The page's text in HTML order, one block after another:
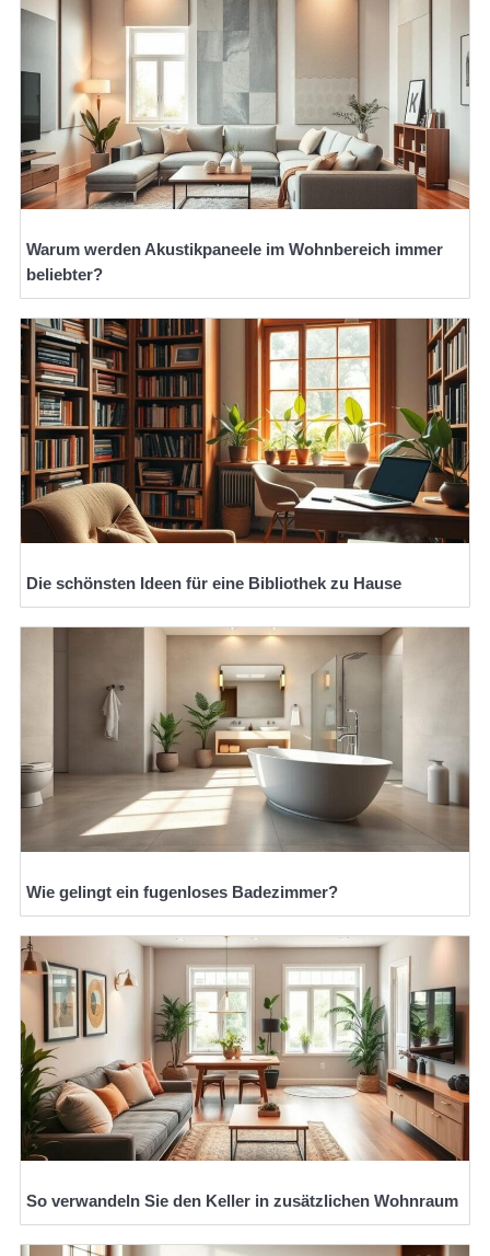
Warum werden Akustikpaneele im Wohnbereich immer
beliebter?
Die schönsten Ideen für eine Bibliothek zu Hause
Wie gelingt ein fugenloses Badezimmer?
So verwandeln Sie den Keller in zusätzlichen Wohnraum